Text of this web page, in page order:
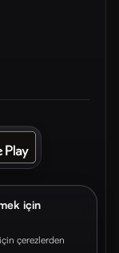
için
çerezlerden